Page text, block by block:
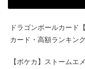
ドラゴンボールカード
カード・高額ランキン
【ポケカ】ストームエ